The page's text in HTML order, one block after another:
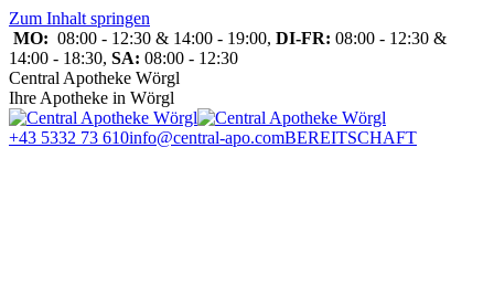
Zum Inhalt springen
MO: 08:00 - 12:30 & 14:00 - 19:00, DI-FR: 08:00 - 12:30 &
14:00 - 18:30, SA: 08:00 - 12:30
Central Apotheke Wörgl
Ihre Apotheke in Wörgl
+43 5332 73 610info@central-apo.comBEREITSCHAFT